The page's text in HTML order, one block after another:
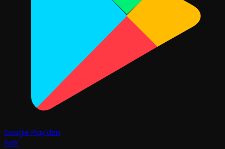
Google Play'den
İndir